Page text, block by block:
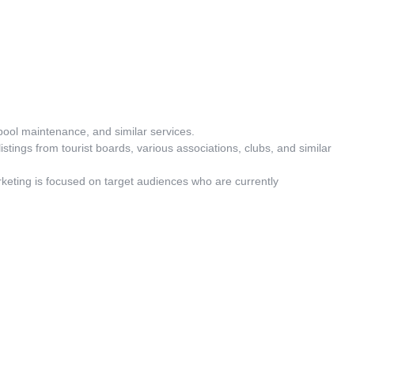
maintenance, and similar services.
from tourist boards, various associations, clubs, and similar
is focused on target audiences who are currently